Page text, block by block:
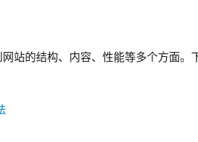
站的结构、内容、性能等多个方面。